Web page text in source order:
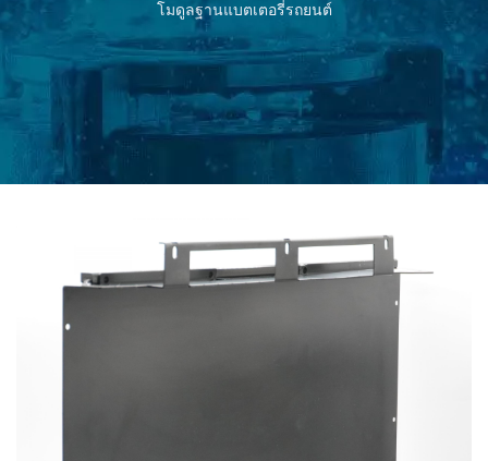
โมดูลฐานแบตเตอรี่รถยนต์